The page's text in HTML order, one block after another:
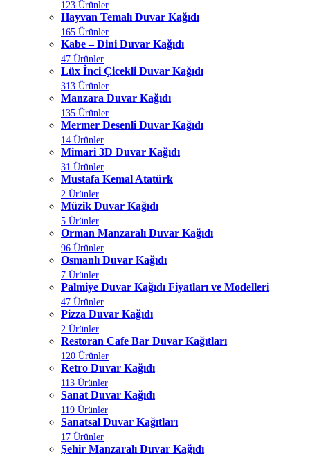
123 Ürünler
Hayvan Temalı Duvar Kağıdı
165 Ürünler
Kabe – Dini Duvar Kağıdı
47 Ürünler
Lüx İnci Çicekli Duvar Kağıdı
313 Ürünler
Manzara Duvar Kağıdı
135 Ürünler
Mermer Desenli Duvar Kağıdı
14 Ürünler
Mimari 3D Duvar Kağıdı
31 Ürünler
Mustafa Kemal Atatürk
2 Ürünler
Müzik Duvar Kağıdı
5 Ürünler
Orman Manzaralı Duvar Kağıdı
96 Ürünler
Osmanlı Duvar Kağıdı
7 Ürünler
Palmiye Duvar Kağıdı Fiyatları ve Modelleri
47 Ürünler
Pizza Duvar Kağıdı
2 Ürünler
Restoran Cafe Bar Duvar Kağıtları
120 Ürünler
Retro Duvar Kağıdı
113 Ürünler
Sanat Duvar Kağıdı
119 Ürünler
Sanatsal Duvar Kağıtları
17 Ürünler
Şehir Manzaralı Duvar Kağıdı